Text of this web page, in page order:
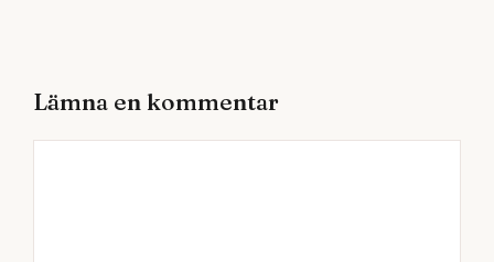
Lämna en kommentar